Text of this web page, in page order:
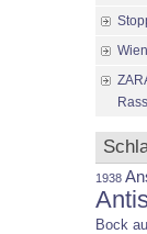
1938
Bock